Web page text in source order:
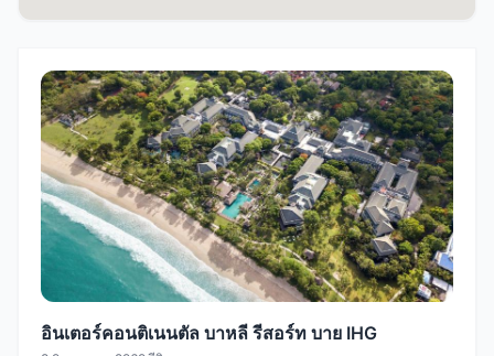
อินเตอร์คอนติเนนตัล บาหลี รีสอร์ท บาย IHG